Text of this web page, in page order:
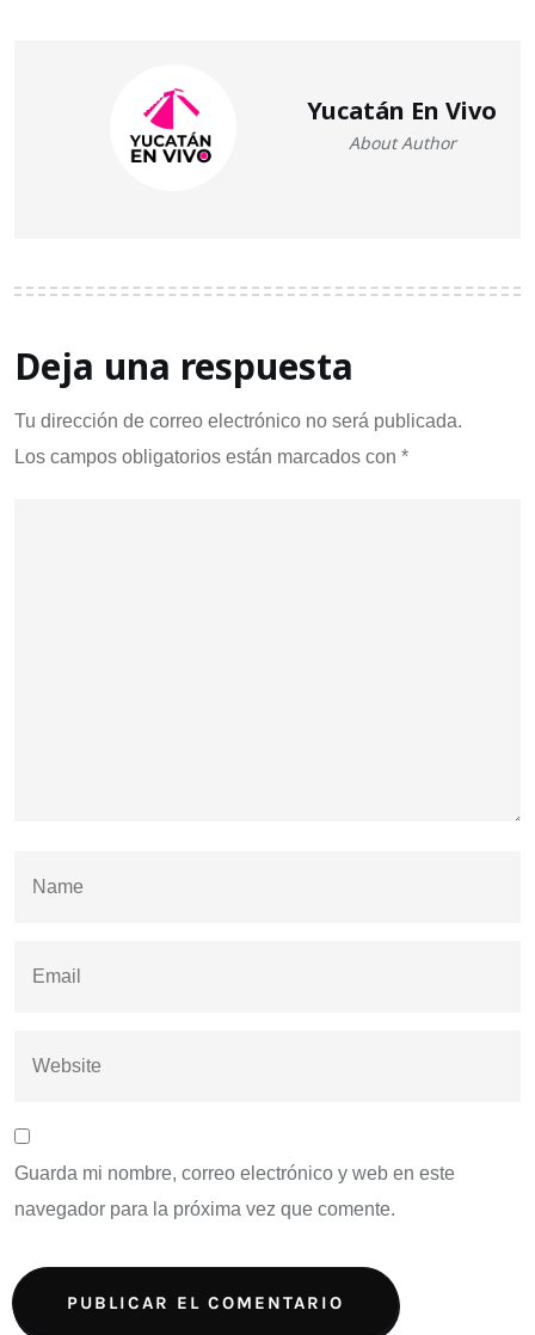
Yucatán En Vivo
About Author
Deja una respuesta
Tu dirección de correo electrónico no será publicada.
Los campos obligatorios están marcados con *
Guarda mi nombre, correo electrónico y web en este
navegador para la próxima vez que comente.